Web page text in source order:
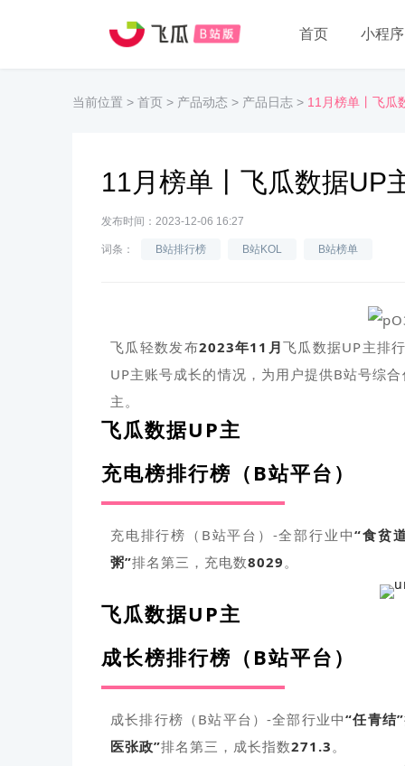
首页 小程序
当前位置 > 首页 > 产品动态 > 产品日志 > 11月榜单丨飞瓜
11月榜单丨飞瓜数据UP
发布时间：2023-12-06 16:27
词条： B站排行榜 B站KOL B站榜单
飞瓜轻数发布2023年11月飞瓜数据UP主排
UP主账号成长的情况，为用户提供B站号综
主。
飞瓜数据UP主
充电榜排行榜（B站平台）
充电排行榜（B站平台）-全部行业中“食贫
粥”排名第三，充电数8029 。
飞瓜数据UP主
成长榜排行榜（B站平台）
成长排行榜（B站平台）-全部行业中“任青结”
医张政”排名第三，成长指数271.3 。